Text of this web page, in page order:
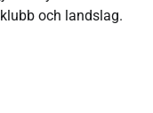
och landslag.